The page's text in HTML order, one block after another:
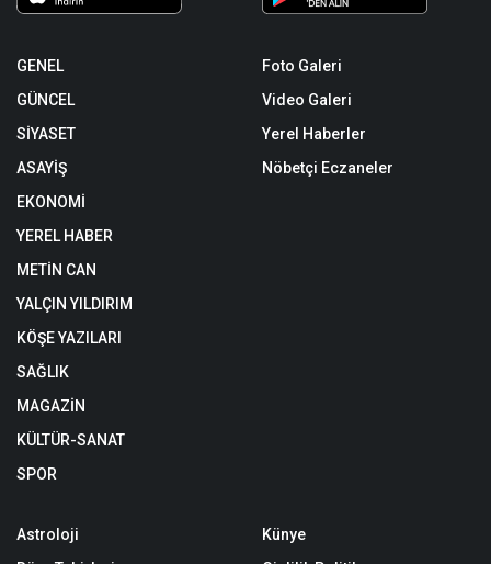
GENEL
GÜNCEL
SİYASET
ASAYİŞ
EKONOMİ
YEREL HABER
METİN CAN
YALÇIN YILDIRIM
KÖŞE YAZILARI
SAĞLIK
MAGAZİN
KÜLTÜR-SANAT
SPOR
Foto Galeri
Video Galeri
Yerel Haberler
Nöbetçi Eczaneler
Astroloji
Künye